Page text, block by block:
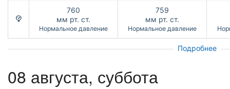
760
мм рт. ст.
Нормальное давление
759
мм рт. ст.
Нормальное давление
Подробнее
08 августа, суббота